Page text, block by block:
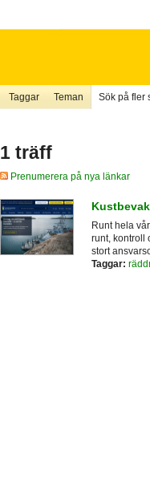
Taggar Teman Sök på fler
1 träff
Prenumerera på nya länkar
Runt hela
runt, kontroll
stort
Taggar: